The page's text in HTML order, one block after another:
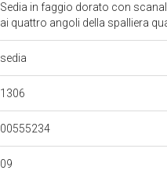
Sedia in faggio dorato con
ai quattro angoli della spalliera
sedia
1306
00555234
09